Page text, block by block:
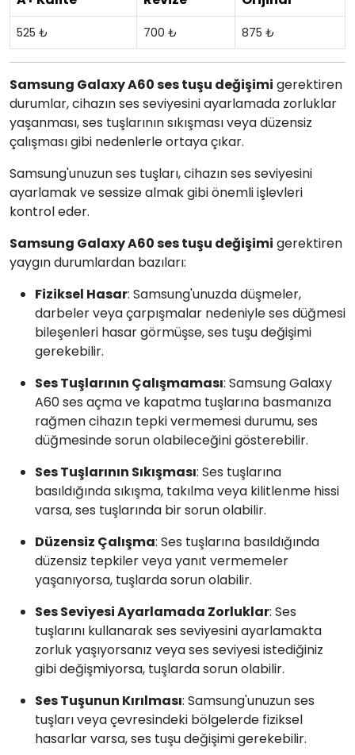
525 ₺ 700 ₺ 875 ₺
Samsung Galaxy A60 ses tuşu değişimi gerektiren
durumlar, cihazın ses seviyesini ayarlamada zorluklar
yaşanması, ses tuşlarının sıkışması veya düzensiz
çalışması gibi nedenlerle ortaya çıkar.
Samsung'unuzun ses tuşları, cihazın ses seviyesini
ayarlamak ve sessize almak gibi önemli işlevleri
kontrol eder.
Samsung Galaxy A60 ses tuşu değişimi gerektiren
yaygın durumlardan bazıları:
Fiziksel Hasar: Samsung'unuzda düşmeler,
darbeler veya çarpışmalar nedeniyle ses düğmesi
bileşenleri hasar görmüşse, ses tuşu değişimi
gerekebilir.
Ses Tuşlarının Çalışmaması: Samsung Galaxy
A60 ses açma ve kapatma tuşlarına basmanıza
rağmen cihazın tepki vermemesi durumu, ses
düğmesinde sorun olabileceğini gösterebilir.
Ses Tuşlarının Sıkışması: Ses tuşlarına
basıldığında sıkışma, takılma veya kilitlenme hissi
varsa, ses tuşlarında bir sorun olabilir.
Düzensiz Çalışma: Ses tuşlarına basıldığında
düzensiz tepkiler veya yanıt vermemeler
yaşanıyorsa, tuşlarda sorun olabilir.
Ses Seviyesi Ayarlamada Zorluklar: Ses
tuşlarını kullanarak ses seviyesini ayarlamakta
zorluk yaşıyorsanız veya ses seviyesi istediğiniz
gibi değişmiyorsa, tuşlarda sorun olabilir.
Ses Tuşunun Kırılması: Samsung'unuzun ses
tuşları veya çevresindeki bölgelerde fiziksel
hasarlar varsa, ses tuşu değişimi gerekebilir.